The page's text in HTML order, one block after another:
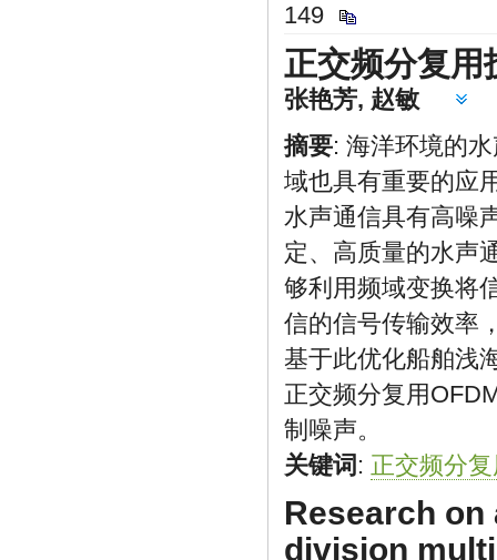
149
正交频分复用
张艳芳, 赵敏
摘要: 海洋环境的
域也具有重要的应
水声通信具有高噪
定、高质量的水声
够利用频域变换将
信的信号传输效率
基于此优化船舶浅
正交频分复用
制噪声。
关键词 : 正交频分
Research
division